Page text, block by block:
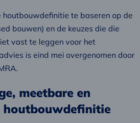
houtbouwdefinitie te baseren op de
bouwen) en de keuzes die die
vast te leggen voor het
is eind mei overgenomen door
meetbare en
houtbouwdefinitie